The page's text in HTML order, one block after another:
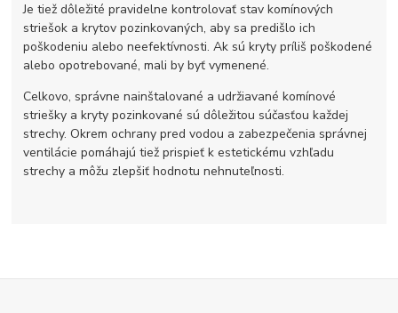
Je tiež dôležité pravidelne kontrolovať stav komínových
striešok a krytov pozinkovaných, aby sa predišlo ich
poškodeniu alebo neefektívnosti. Ak sú kryty príliš poškodené
alebo opotrebované, mali by byť vymenené.
Celkovo, správne nainštalované a udržiavané komínové
striešky a kryty pozinkované sú dôležitou súčasťou každej
strechy. Okrem ochrany pred vodou a zabezpečenia správnej
ventilácie pomáhajú tiež prispieť k estetickému vzhľadu
strechy a môžu zlepšiť hodnotu nehnuteľnosti.